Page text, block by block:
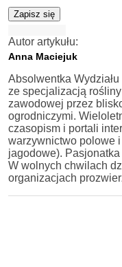
Zapisz się
Autor artykułu:
Anna Maciejuk
Absolwentka
ze specjalizacją
zawodowej przez
ogrodniczymi.
czasopism i portali
warzywnictwo polowe
jagodowe).
W wolnych chwilach
organizacjach